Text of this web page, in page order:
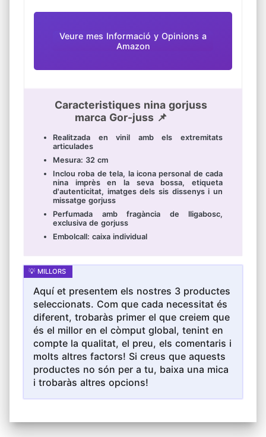
Veure mes Informació y Opinions a
Amazon
Caracteristiques nina gorjuss
marca Gor-juss 📌
Realitzada en vinil amb els extremitats
articulades
Mesura: 32 cm
Inclou roba de tela, la icona personal de cada
nina imprès en la seva bossa, etiqueta
d'autenticitat, imatges dels sis dissenys i un
missatge gorjuss
Perfumada amb fragància de lligabosc,
exclusiva de gorjuss
Embolcall: caixa individual
Aquí et presentem els nostres 3 productes
seleccionats. Com que cada necessitat és
diferent, trobaràs primer el que creiem que
és el millor en el còmput global, tenint en
compte la qualitat, el preu, els comentaris i
molts altres factors! Si creus que aquests
productes no són per a tu, baixa una mica
i trobaràs altres opcions!